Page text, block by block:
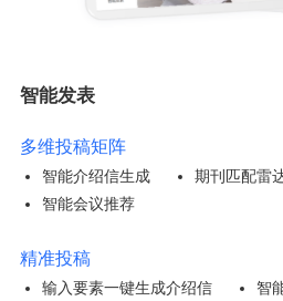
智能发表
多维投稿矩阵
智能介绍信生成 期刊匹配雷
智能会议推荐
精准投稿
输入要素一键生成介绍信
智